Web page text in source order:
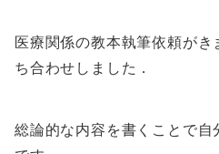
医療関係の教本執筆依頼が
ち合わせしました．
総論的な内容を書くことで自